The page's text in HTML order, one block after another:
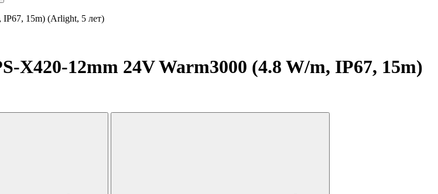
IP67, 15m) (Arlight, 5 лет)
X420-12mm 24V Warm3000 (4.8 W/m, IP67, 15m)